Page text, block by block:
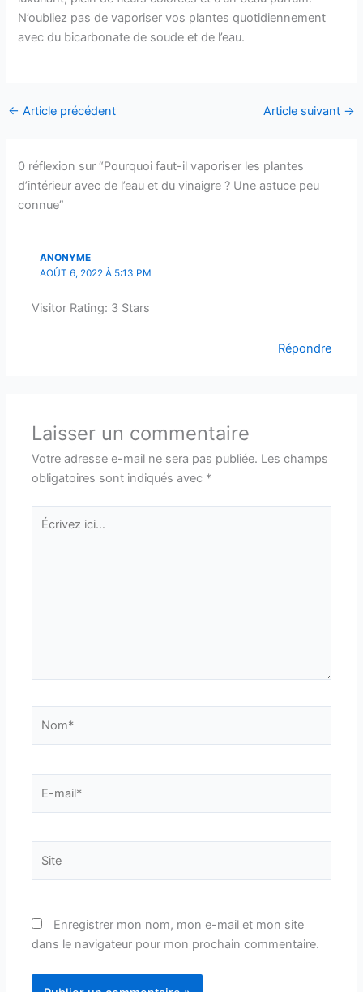
N’oubliez pas de vaporiser vos plantes quotidiennement
avec du bicarbonate de soude et de l’eau.
← Article précédent Article suivant →
0 réflexion sur “Pourquoi faut-il vaporiser les plantes
d’intérieur avec de l’eau et du vinaigre ? Une astuce peu
connue”
ANONYME
AOÛT 6, 2022 À 5:13 PM
Visitor Rating: 3 Stars
Répondre
Laisser un commentaire
Votre adresse e-mail ne sera pas publiée. Les champs
obligatoires sont indiqués avec *
Écrivez
mail*
Enregistrer mon nom, mon e-mail et mon site
dans le navigateur pour mon prochain commentaire.